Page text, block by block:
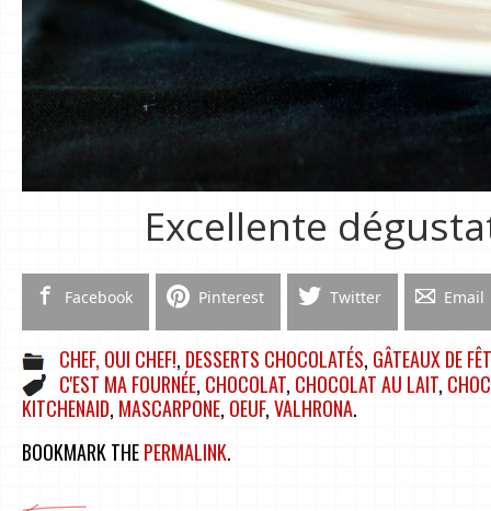
Excellente
Facebook Pinterest Twitter Email
CHEF, OUI CHEF!, DESSERTS CHOCOLATÉS, GÂTEAUX DE
C'EST MA FOURNÉE, CHOCOLAT, CHOCOLAT AU LAIT,
KITCHENAID, MASCARPONE, OEUF,VALHRONA.
BOOKMARK THEPERMALINK.